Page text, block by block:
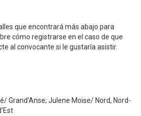
que encontrará más abajo para
cómo registrarse en el caso de que
al convocante si le gustaría asistir.
Grand'Anse; Julene Moise/ Nord, Nord-